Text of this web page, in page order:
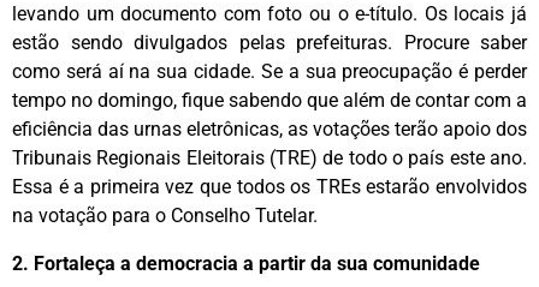
levando um documento com foto ou o e-título. Os locais já
estão sendo divulgados pelas prefeituras. Procure saber
como será aí na sua cidade. Se a sua preocupação é perder
tempo no domingo, fique sabendo que além de contar com a
eficiência das urnas eletrônicas, as votações terão apoio dos
Tribunais Regionais Eleitorais (TRE) de todo o país este ano.
Essa é a primeira vez que todos os TREs estarão envolvidos
na votação para o Conselho Tutelar.‌
2. Fortaleça a democracia a partir da sua comunidade